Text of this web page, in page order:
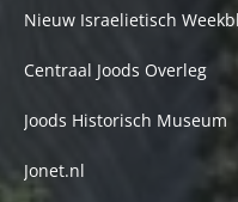
Nieuw Israelietisch
Centraal Joods Overleg
Joods Historisch Museum
Jonet.nl